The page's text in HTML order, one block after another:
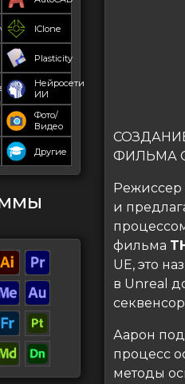
IClone
Plasticity
Нейросети
ИИ
Фото/
Видео
Другие
ФИЛЬМА
Режиссер
и
фильма
UE, это
в Unreal
Аарон
процесс
методы